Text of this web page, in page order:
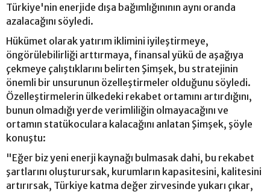
Türkiye'nin enerjide dışa bağımlığınının aynı oranda
azalacağını söyledi.
Hükümet olarak yatırım iklimini iyileştirmeye,
öngörülebilirliği arttırmaya, finansal yükü de aşağıya
çekmeye çalıştıklarını belirten Şimşek, bu stratejinin
önemli bir unsurunun özelleştirmeler olduğunu söyledi.
Özelleştirmelerin ülkedeki rekabet ortamını artırdığını,
bunun olmadığı yerde verimliliğin olmayacağını ve
ortamın statükoculara kalacağını anlatan Şimşek, şöyle
konuştu:
"Eğer biz yeni enerji kaynağı bulmasak dahi, bu rekabet
şartlarını oluşturursak, kurumların kapasitesini, kalitesini
artırırsak, Türkiye katma değer zirvesinde yukarı çıkar,